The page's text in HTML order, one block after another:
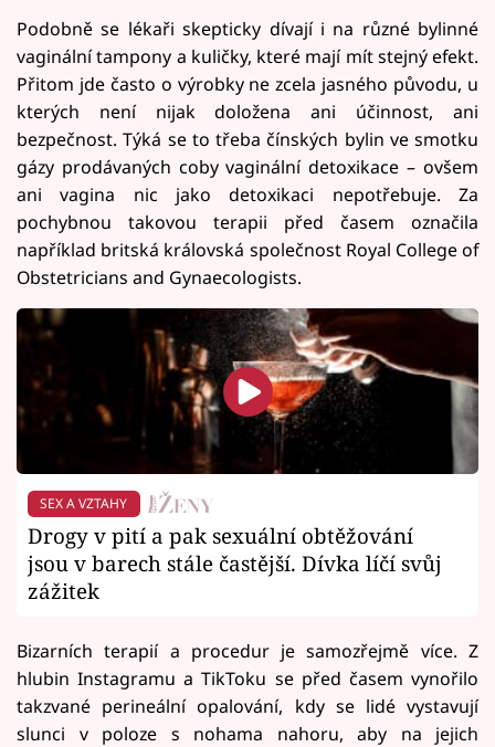
Podobně se lékaři skepticky dívají i na různé bylinné
vaginální tampony a kuličky, které mají mít stejný efekt.
Přitom jde často o výrobky ne zcela jasného původu, u
kterých není nijak doložena ani účinnost, ani
bezpečnost. Týká se to třeba čínských bylin ve smotku
gázy prodávaných coby vaginální detoxikace – ovšem
ani vagina nic jako detoxikaci nepotřebuje. Za
pochybnou takovou terapii před časem označila
například britská královská společnost Royal College of
Obstetricians and Gynaecologists.
SEX A VZTAHY
Drogy v pití a pak sexuální obtěžování
jsou v barech stále častější. Dívka líčí svůj
zážitek
Bizarních terapií a procedur je samozřejmě více. Z
hlubin Instagramu a TikToku se před časem vynořilo
takzvané perineální opalování, kdy se lidé vystavují
slunci v poloze s nohama nahoru, aby na jejich